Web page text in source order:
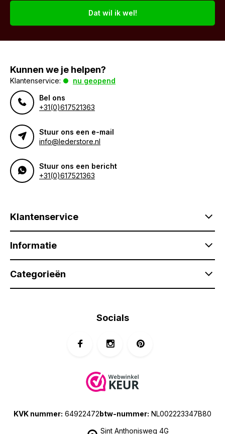
Dat wil ik wel!
Kunnen we je helpen?
Klantenservice:
nu geopend
Bel ons
+31(0)617521363
Stuur ons een e-mail
info@lederstore.nl
Stuur ons een bericht
+31(0)617521363
Klantenservice
Informatie
Categorieën
Sint Anthonisweg 4G
KVK nummer: 64922472btw-nummer: NL002223347B80
Socials